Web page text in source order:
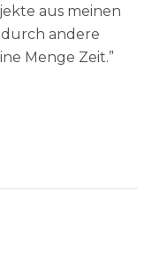
aus meinen
andere
Menge Zeit.”